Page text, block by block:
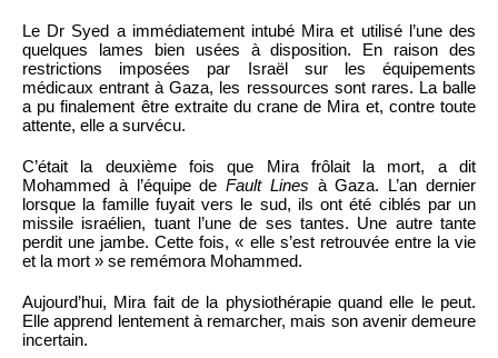
Le Dr Syed a immédiatement intubé Mira et utilisé l’une des
quelques lames bien usées à disposition. En raison des
restrictions imposées par Israël sur les équipements
médicaux entrant à Gaza, les ressources sont rares. La balle
a pu finalement être extraite du crane de Mira et, contre toute
attente, elle a survécu.
C’était la deuxième fois que Mira frôlait la mort, a dit
Mohammed à l’équipe deFault Lines à Gaza. L’an dernier
lorsque la famille fuyait vers le sud, ils ont été ciblés par un
missile israélien, tuant l’une de ses tantes. Une autre tante
perdit une jambe. Cette fois, « elle s’est retrouvée entre la vie
et la mort » se remémora Mohammed.
Aujourd’hui, Mira fait de la physiothérapie quand elle le peut.
Elle apprend lentement à remarcher, mais son avenir demeure
incertain.